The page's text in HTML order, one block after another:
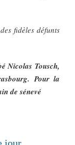
fidèles défunts
Nicolas Tousch,
Pour la
de sénevé
jour